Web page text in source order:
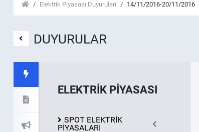
Elektrik Piyasası Duyuruları 14/11/2016-20/11/2016
DUYURULAR
ELEKTRİK PİYASASI
SPOT ELEKTRİK
PİYASALARI